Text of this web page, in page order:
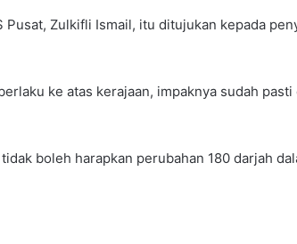
Pusat, Zulkifli Ismail, itu ditujukan kepada
ke atas kerajaan, impaknya sudah
boleh harapkan perubahan 180 darjah